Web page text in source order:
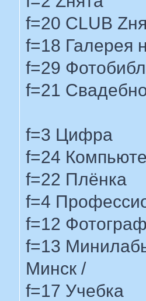
f=20 CLUB
f=18 Галерея
f=29
f=21
f=3 Цифра
f=24
f=22 Плёнка
f=4
f=12
f=13
Минск /
f=17 Учебка